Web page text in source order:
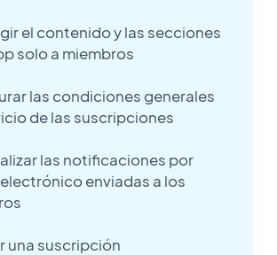
el contenido y las secciones
solo a miembros
las condiciones generales
de las suscripciones
las notificaciones por
enviadas a los
una suscripción